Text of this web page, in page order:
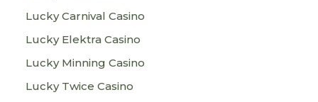
Lucky Carnival Casino
Lucky Elektra Casino
Lucky Minning Casino
Lucky Twice Casino